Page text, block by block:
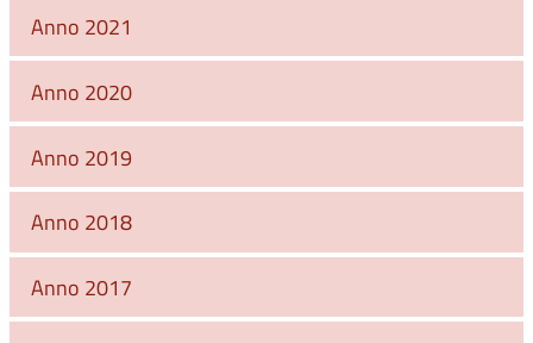
Anno 2021
Anno 2020
Anno 2019
Anno 2018
Anno 2017